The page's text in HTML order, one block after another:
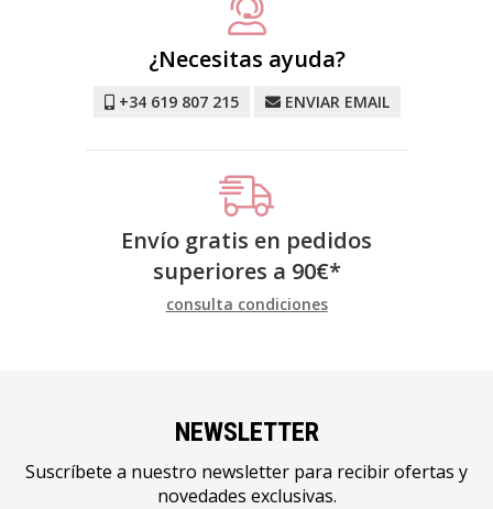
¿Necesitas ayuda?
+34 619 807 215 ENVIAR EMAIL
Envío gratis en pedidos
superiores a 90€*
consulta condiciones
NEWSLETTER
Suscríbete a nuestro newsletter para recibir ofertas y
novedades exclusivas.